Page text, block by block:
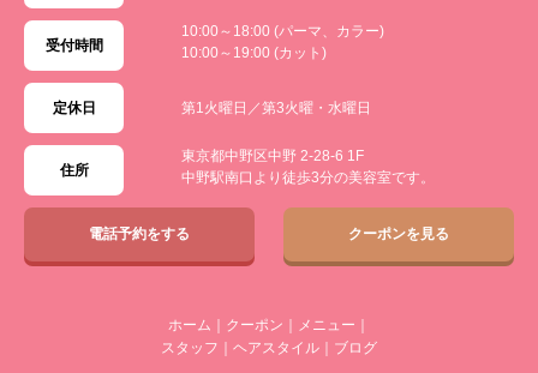
受付時間
10:00～18:00 (パーマ、カラー)
10:00～19:00 (カット)
定休日 第1火曜日／第3火曜・水曜日
住所
東京都中野区中野 2-28-6 1F
中野駅南口より徒歩3分の美容室です。
電話予約をする クーポンを見る
ホーム ｜ クーポン ｜ メニュー ｜
スタッフ ｜ ヘアスタイル ｜ ブログ